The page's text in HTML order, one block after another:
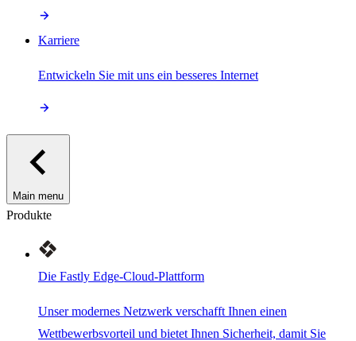
Karriere
Entwickeln Sie mit uns ein besseres Internet
Main menu
Produkte
Die Fastly Edge-Cloud-Plattform
Unser modernes Netzwerk verschafft Ihnen einen
Wettbewerbsvorteil und bietet Ihnen Sicherheit, damit Sie